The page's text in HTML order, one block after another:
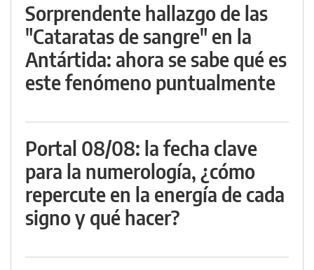
Sorprendente hallazgo de las
"Cataratas de sangre" en la
Antártida: ahora se sabe qué es
este fenómeno puntualmente
Portal 08/08: la fecha clave
para la numerología, ¿cómo
repercute en la energía de cada
signo y qué hacer?